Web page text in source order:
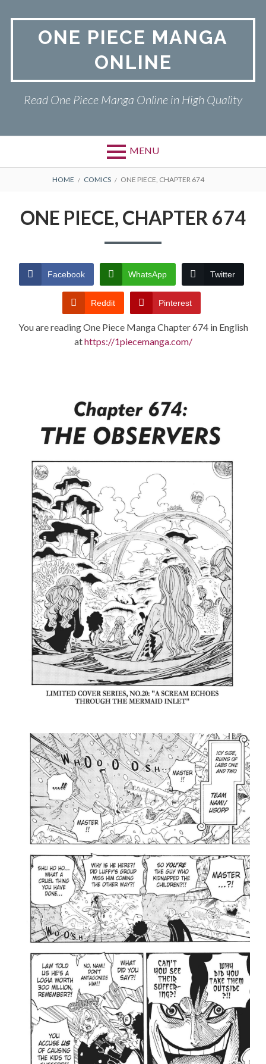
ONE PIECE MANGA
ONLINE
Read One Piece Manga Online in High Quality
MENU
Primary
ONE PIECE
TERMS AND
CONDITIONS
BREADCRUMBS
HOME COMICS ONE PIECE, CHAPTER 674
ONE PIECE, CHAPTER 674
Facebook WhatsApp Twitter
Reddit Pinterest
You are reading One Piece Manga Chapter 674 in English
athttps://1piecemanga.com/